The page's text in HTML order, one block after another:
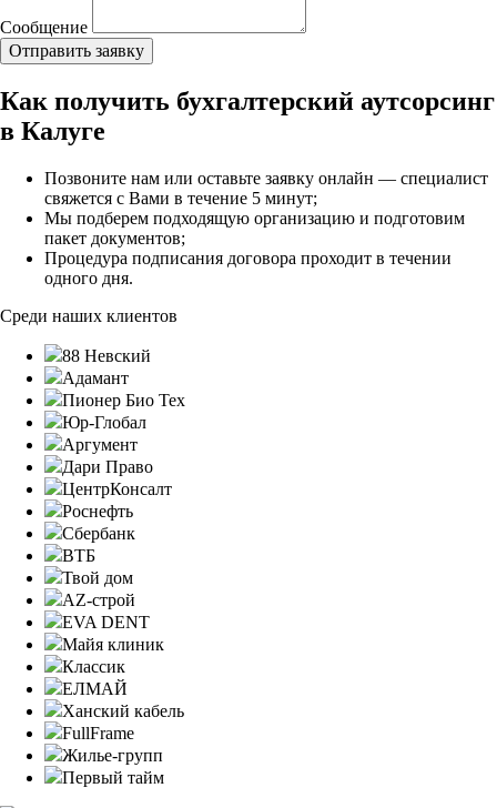
Сообщение
Как получить бухгалтерский аутсорсинг
в Калуге
Позвоните нам или оставьте заявку онлайн — специалист
свяжется с Вами в течение 5 минут;
Мы подберем подходящую организацию и подготовим
пакет документов;
Процедура подписания договора проходит в течении
одного дня.
Среди наших клиентов
88 Невский
Адамант
Пионер Био Тех
Юр-Глобал
Аргумент
Дари Право
ЦентрКонсалт
Роснефть
Сбербанк
ВТБ
Твой дом
AZ-строй
EVA DENT
Майя клиник
Классик
ЕЛМАЙ
Ханский кабель
FullFrame
Жилье-групп
Первый тайм